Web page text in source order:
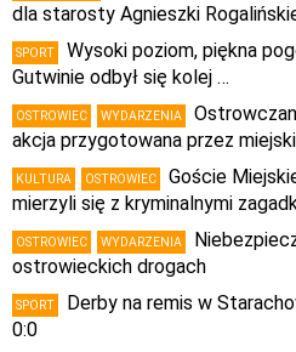
dla starosty Agnieszki
SPORT
Wysoki poziom, piękna
Gutwinie odbył się kolej …
OSTROWIEC WYDARZENIA
akcja przygotowana przez
KULTURA OSTROWIEC
Goście
mierzyli się z kryminalnymi
OSTROWIEC WYDARZENIA
ostrowieckich drogach
SPORT
Derby na remis w
0:0